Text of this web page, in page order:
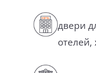
двери
отелей,